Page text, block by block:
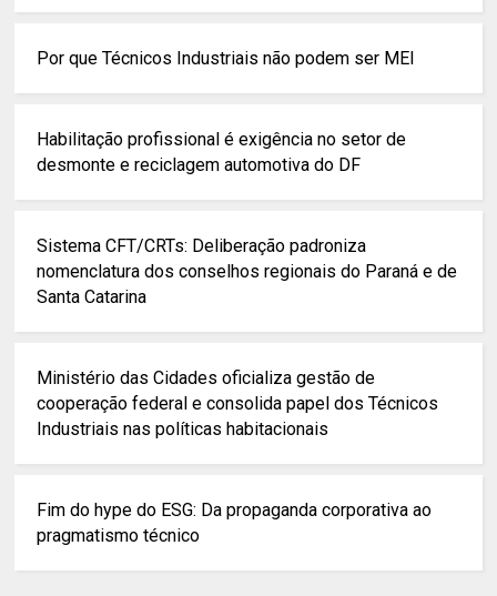
Por que Técnicos Industriais não podem ser MEI
Habilitação profissional é exigência no setor de
desmonte e reciclagem automotiva do DF
Sistema CFT/CRTs: Deliberação padroniza
nomenclatura dos conselhos regionais do Paraná e de
Santa Catarina
Ministério das Cidades oficializa gestão de
cooperação federal e consolida papel dos Técnicos
Industriais nas políticas habitacionais
Fim do hype do ESG: Da propaganda corporativa ao
pragmatismo técnico